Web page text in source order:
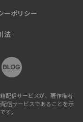
ーポリシー
法
配信サービスが、著作権者
信サービスであることを示
す。